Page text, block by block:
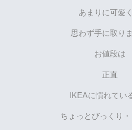
あまりに可愛
思わず手に取り
お値段は
正直
IKEAに慣れてい
ちょっとびっくり